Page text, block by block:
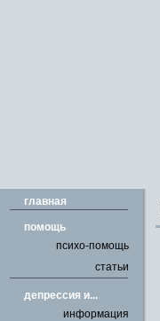
главная
помощь
психо-помощь
статьи
депрессия и...
информация